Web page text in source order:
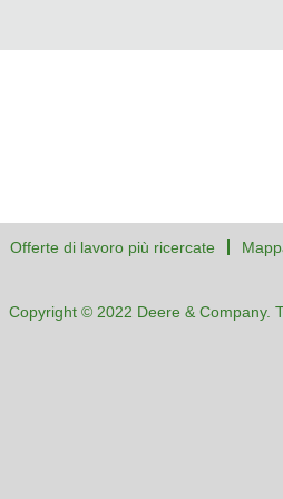
Offerte di lavoro più ricercate
Copyright © 2022 Deere & Company.